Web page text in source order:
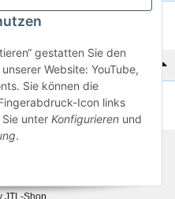
gestatten Sie den
Website: YouTube,
Sie können die
Icon links
unter Konfigurieren und
.
shop.de
JTL-Shop